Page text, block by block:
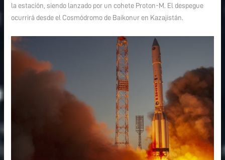
la estación, siendo lanzado por un cohete Proton-M. El despegue
ocurrirá desde el Cosmódromo de Baikonur en Kazajistán.